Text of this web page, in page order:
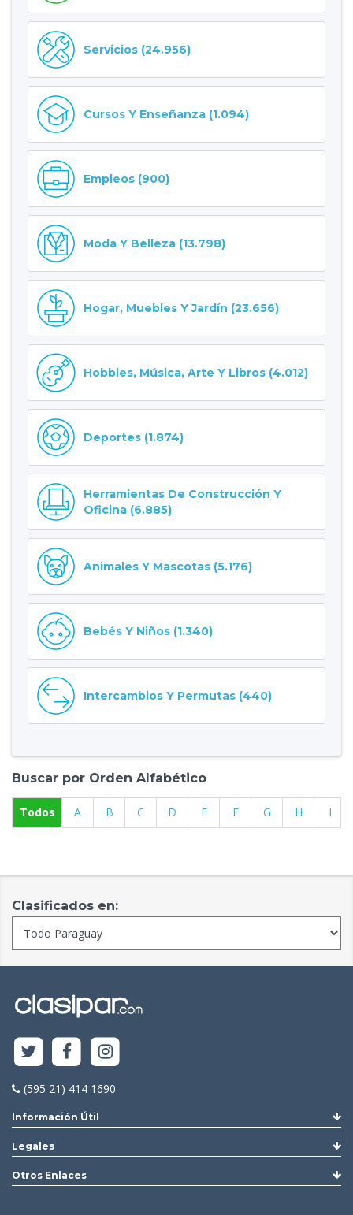
Servicios (24.956)
Cursos Y Enseñanza (1.094)
Empleos (900)
Moda Y Belleza (13.798)
Hogar, Muebles Y Jardín (23.656)
Hobbies, Música, Arte Y Libros (4.012)
Deportes (1.874)
Herramientas De Construcción Y
Oficina (6.885)
Animales Y Mascotas (5.176)
Bebés Y Niños (1.340)
Intercambios Y Permutas (440)
Buscar por Orden Alfabético
Todos A B C D E F G H I
Clasificados en:
(595 21) 414 1690
Información Útil
Legales
Otros Enlaces